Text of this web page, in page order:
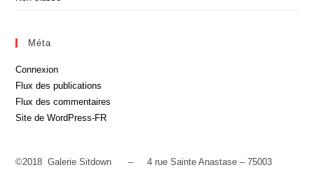
Méta
Connexion
Flux des publications
Flux des commentaires
Site de WordPress-FR
©2018 Galerie Sitdown – 4 rue Sainte Anastase – 75003